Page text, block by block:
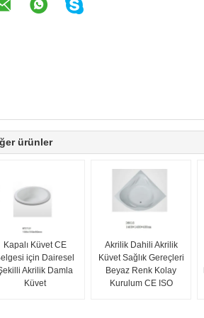
ürünler
Kapalı Küvet CE
için Dairesel
Akrilik Damla
Küvet
Akrilik Dahili Akrilik
Küvet Sağlık Gereçleri
Beyaz Renk Kolay
Kurulum CE ISO